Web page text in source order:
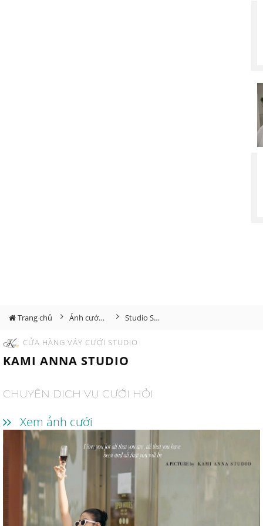
Trang chủ Ảnh cưới Studio Studio Song Hỷ
CỬA HÀNG VÁY CƯỚI STUDIO
KAMI ANNA STUDIO
CHUYÊN DỊCH VỤ CƯỚI HỎI
Xem ảnh cưới